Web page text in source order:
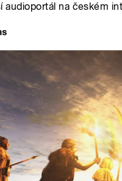
audioportál na českém